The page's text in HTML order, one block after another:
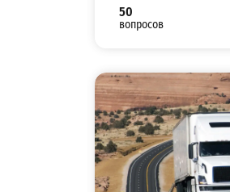
50
вопросов